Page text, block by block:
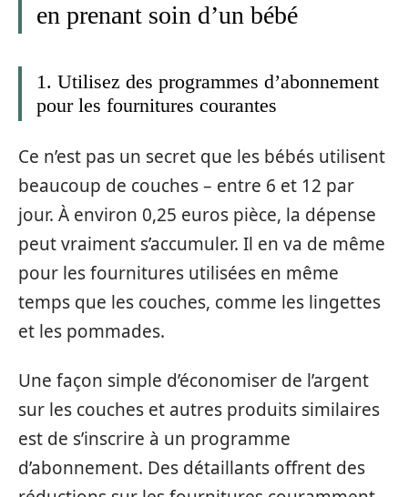
en prenant soin d’un bébé
1. Utilisez des programmes d’abonnement
pour les fournitures courantes
Ce n’est pas un secret que les bébés utilisent
beaucoup de couches – entre 6 et 12 par
jour. À environ 0,25 euros pièce, la dépense
peut vraiment s’accumuler. Il en va de même
pour les fournitures utilisées en même
temps que les couches, comme les lingettes
et les pommades.
Une façon simple d’économiser de l’argent
sur les couches et autres produits similaires
est de s’inscrire à un programme
d’abonnement. Des détaillants offrent des